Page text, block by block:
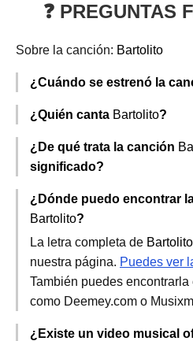
❓ PREGUNTAS
Sobre la canción: Bartolito
¿Cuándo se estrenó la
¿Quién canta Bartolito?
¿De qué trata la canción
significado?
¿Dónde puedo encontrar
Bartolito?
La letra completa de Bartolito
nuestra página. Puedes ver
También puedes
como Deemey.com o
¿Existe un video musical